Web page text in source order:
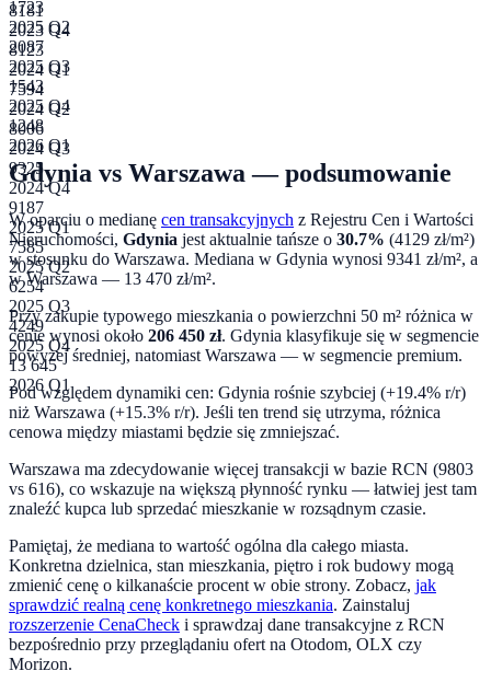
1723
2025 Q2
2087
2025 Q3
1543
2025 Q4
1248
2026 Q1
8181
2023 Q4
8123
2024 Q1
7594
2024 Q2
8006
2024 Q3
9325
2024 Q4
9187
2025 Q1
7585
2025 Q2
6254
2025 Q3
4249
2025 Q4
13 645
2026 Q1
Gdynia vs Warszawa — podsumowanie
W oparciu o medianę cen transakcyjnych z Rejestru Cen i Wartości
Nieruchomości, Gdynia jest aktualnie tańsze o 30.7% (4129 zł/m²)
w stosunku do Warszawa. Mediana w Gdynia wynosi 9341 zł/m², a
wWarszawa — 13 470 zł/m².
Przy zakupie typowego mieszkania o powierzchni 50 m² różnica w
cenie wynosi około 206 450 zł. Gdynia klasyfikuje się w segmencie
powyżej średniej, natomiast Warszawa — w segmencie premium.
Pod względem dynamiki cen: Gdynia rośnie szybciej (+19.4% r/r)
niż Warszawa (+15.3% r/r). Jeśli ten trend się utrzyma, różnica
cenowa między miastami będzie się zmniejszać.
Warszawa ma zdecydowanie więcej transakcji w bazie RCN (9803
vs 616), co wskazuje na większą płynność rynku — łatwiej jest tam
znaleźć kupca lub sprzedać mieszkanie w rozsądnym czasie.
Pamiętaj, że mediana to wartość ogólna dla całego miasta.
Konkretna dzielnica, stan mieszkania, piętro i rok budowy mogą
zmienić cenę o kilkanaście procent w obie strony. Zobacz, jak
sprawdzić realną cenę konkretnego mieszkania. Zainstaluj
rozszerzenie CenaCheck i sprawdzaj dane transakcyjne z RCN
bezpośrednio przy przeglądaniu ofert na Otodom, OLX czy
Morizon.